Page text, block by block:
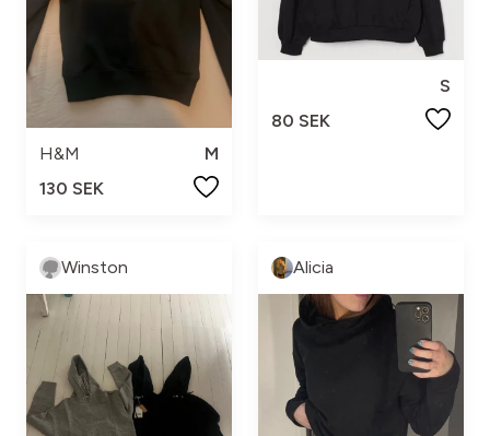
H&M
M
130 SEK
S
80 SEK
Winston Alicia